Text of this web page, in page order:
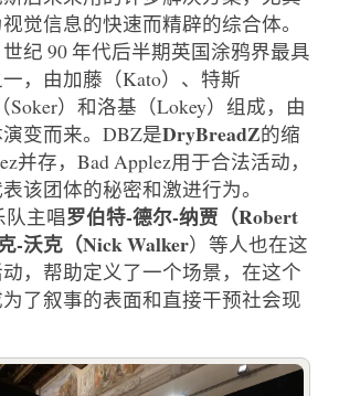
觉信息的快速而精辟的综合体。
世纪 90 年代后半期英国涂鸦界最具
，由加藤（Kato）、特斯
Soker）和洛基（Lokey）组成，由
变而来。DBZ是DryBreadZ的缩
并存，Bad Applez用于合法活动，
该团体的秘密和激进行为。
队主唱罗伯特-德尔-纳贾（Robert
-沃克（Nick Walker）等人也在这
，帮助定义了一个场景，在这个
了叙事的表面和直接干预社会现